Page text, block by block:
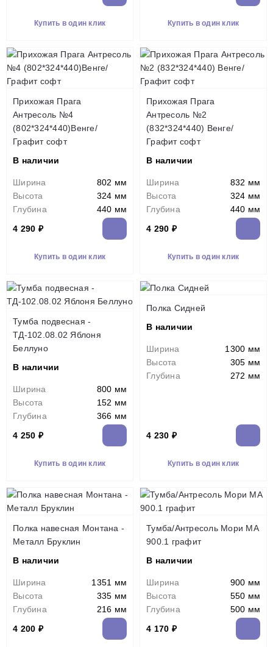
Купить в один клик Купить в один клик
Прихожая Прага
Антресоль №4
(802*324*440)Венге/
Графит софт
В наличии
Ширина
802 мм
Высота
324 мм
Глубина
440 мм
4 290 ₽
Купить в один клик
Прихожая Прага
Антресоль №2
(832*324*440) Венге/
Графит софт
В наличии
Ширина
832 мм
Высота
324 мм
Глубина
440 мм
4 290 ₽
Купить в один клик
Тумба подвесная -
ТД-102.08.02 Яблоня
Беллуно
В наличии
Ширина
800 мм
Высота
152 мм
Глубина
366 мм
4 250 ₽
Купить в один клик
Полка Сидней
В наличии
Ширина
1300 мм
Высота
305 мм
Глубина
272 мм
4 230 ₽
Купить в один клик
Полка навесная Монтана -
Металл Бруклин
В наличии
Ширина
1351 мм
Высота
335 мм
Глубина
216 мм
4 200 ₽
Тумба/Антресоль Мори МА
900.1 графит
В наличии
Ширина
900 мм
Высота
550 мм
Глубина
500 мм
4 170 ₽